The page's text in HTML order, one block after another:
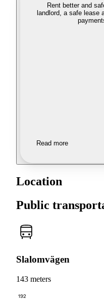
Rent better and
landlord, a safe lease
Read more
Location
Public
Slalomvägen
143 meters
192